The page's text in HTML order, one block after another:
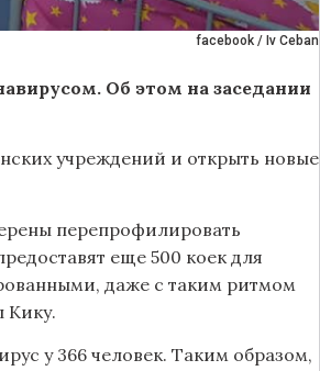
facebook / Iv Ceban
Об этом на заседании
учреждений и открыть новые
перепрофилировать
еще 500 коек для
даже с таким ритмом
Кику.
у 366 человек. Таким образом,